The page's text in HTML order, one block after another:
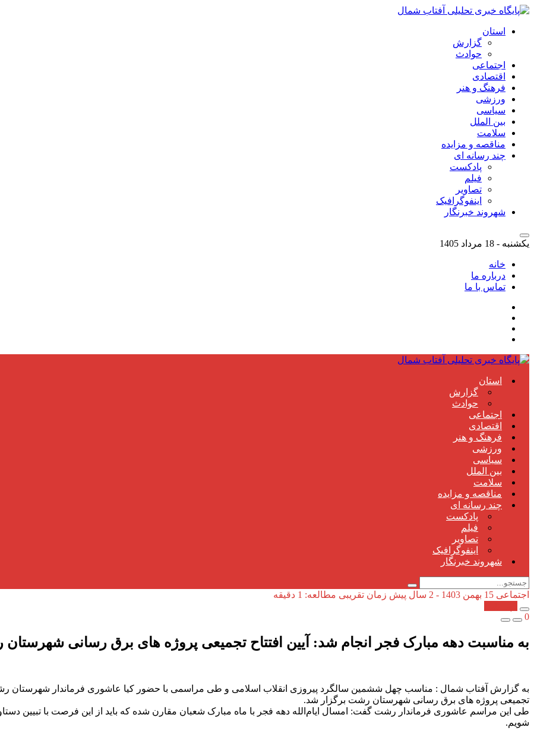
استان
گزارش
حوادث
اجتماعی
اقتصادی
فرهنگ و هنر
ورزشی
سیاسی
بین الملل
سلامت
مناقصه و مزایده
چند رسانه ای
پادکست
فیلم
تصاویر
اینفوگرافیک
شهروند خبرنگار
یکشنبه - 18 مرداد 1405
خانه
درباره ما
تماس با ما
استان
گزارش
حوادث
اجتماعی
اقتصادی
فرهنگ و هنر
ورزشی
سیاسی
بین الملل
سلامت
مناقصه و مزایده
چند رسانه ای
پادکست
فیلم
تصاویر
اینفوگرافیک
شهروند خبرنگار
اجتماعی 15 بهمن 1403 - 2 سال پیش
زمان تقریبی مطالعه: 1 دقیقه
0
به مناسبت دهه مبارک فجر انجام شد: آیین افتتاح تجمیعی پروژه های برق رسانی
به گزارش آفتاب شمال : مناسب چهل ششمین سالگرد پیروزی انقلاب اسلامی و طی مراسمی با حضور کیا عاشوری فرماندار شهرستان
تجمیعی پروژه های برق رسانی شهرستان رشت برگزار شد.
طی این مراسم عاشوری فرماندار رشت گفت: امسال ایام‌الله دهه فجر با ماه مبارک شعبان مقارن شده که باید از این فرصت با تبیین
شویم.